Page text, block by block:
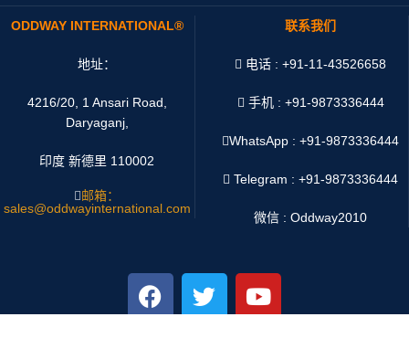
ODDWAY INTERNATIONAL®
地址：
4216/20, 1 Ansari Road,
Daryaganj,
印度 新德里 110002
邮箱：
sales@oddwayinternational.com
联系我们
电话 : +91-11-43526658
手机 : +91-9873336444
WhatsApp :+91-9873336444
Telegram : +91-9873336444
微信 : Oddway2010